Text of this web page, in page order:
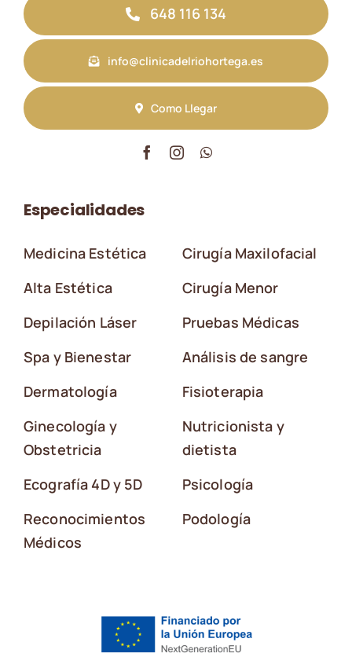
648 116 134
info@clinicadelriohortega.es
Como Llegar
Especialidades
Medicina Estética
Alta Estética
Depilación Láser
Spa y Bienestar
Dermatología
Ginecología y
Obstetricia
Ecografía 4D y 5D
Reconocimientos
Médicos
Cirugía Maxilofacial
Cirugía Menor
Pruebas Médicas
Análisis de sangre
Fisioterapia
Nutricionista y
dietista
Psicología
Podología